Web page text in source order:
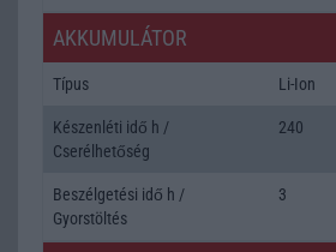
AKKUMULÁTOR
Típus Li-Ion
Készenléti idő h /
Cserélhetőség
240
Beszélgetési idő h /
Gyorstöltés
3